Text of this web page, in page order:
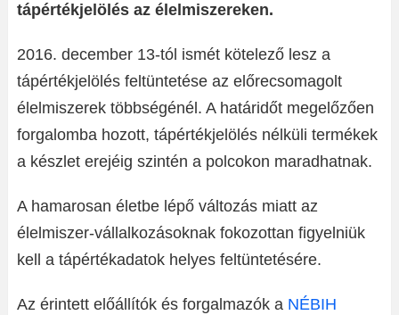
tápértékjelölés az élelmiszereken.
2016. december 13-tól ismét kötelező lesz a
tápértékjelölés feltüntetése az előrecsomagolt
élelmiszerek többségénél. A határidőt megelőzően
forgalomba hozott, tápértékjelölés nélküli termékek
a készlet erejéig szintén a polcokon maradhatnak.
A hamarosan életbe lépő változás miatt az
élelmiszer-vállalkozásoknak fokozottan figyelniük
kell a tápértékadatok helyes feltüntetésére.
Az érintett előállítók és forgalmazók a NÉBIH